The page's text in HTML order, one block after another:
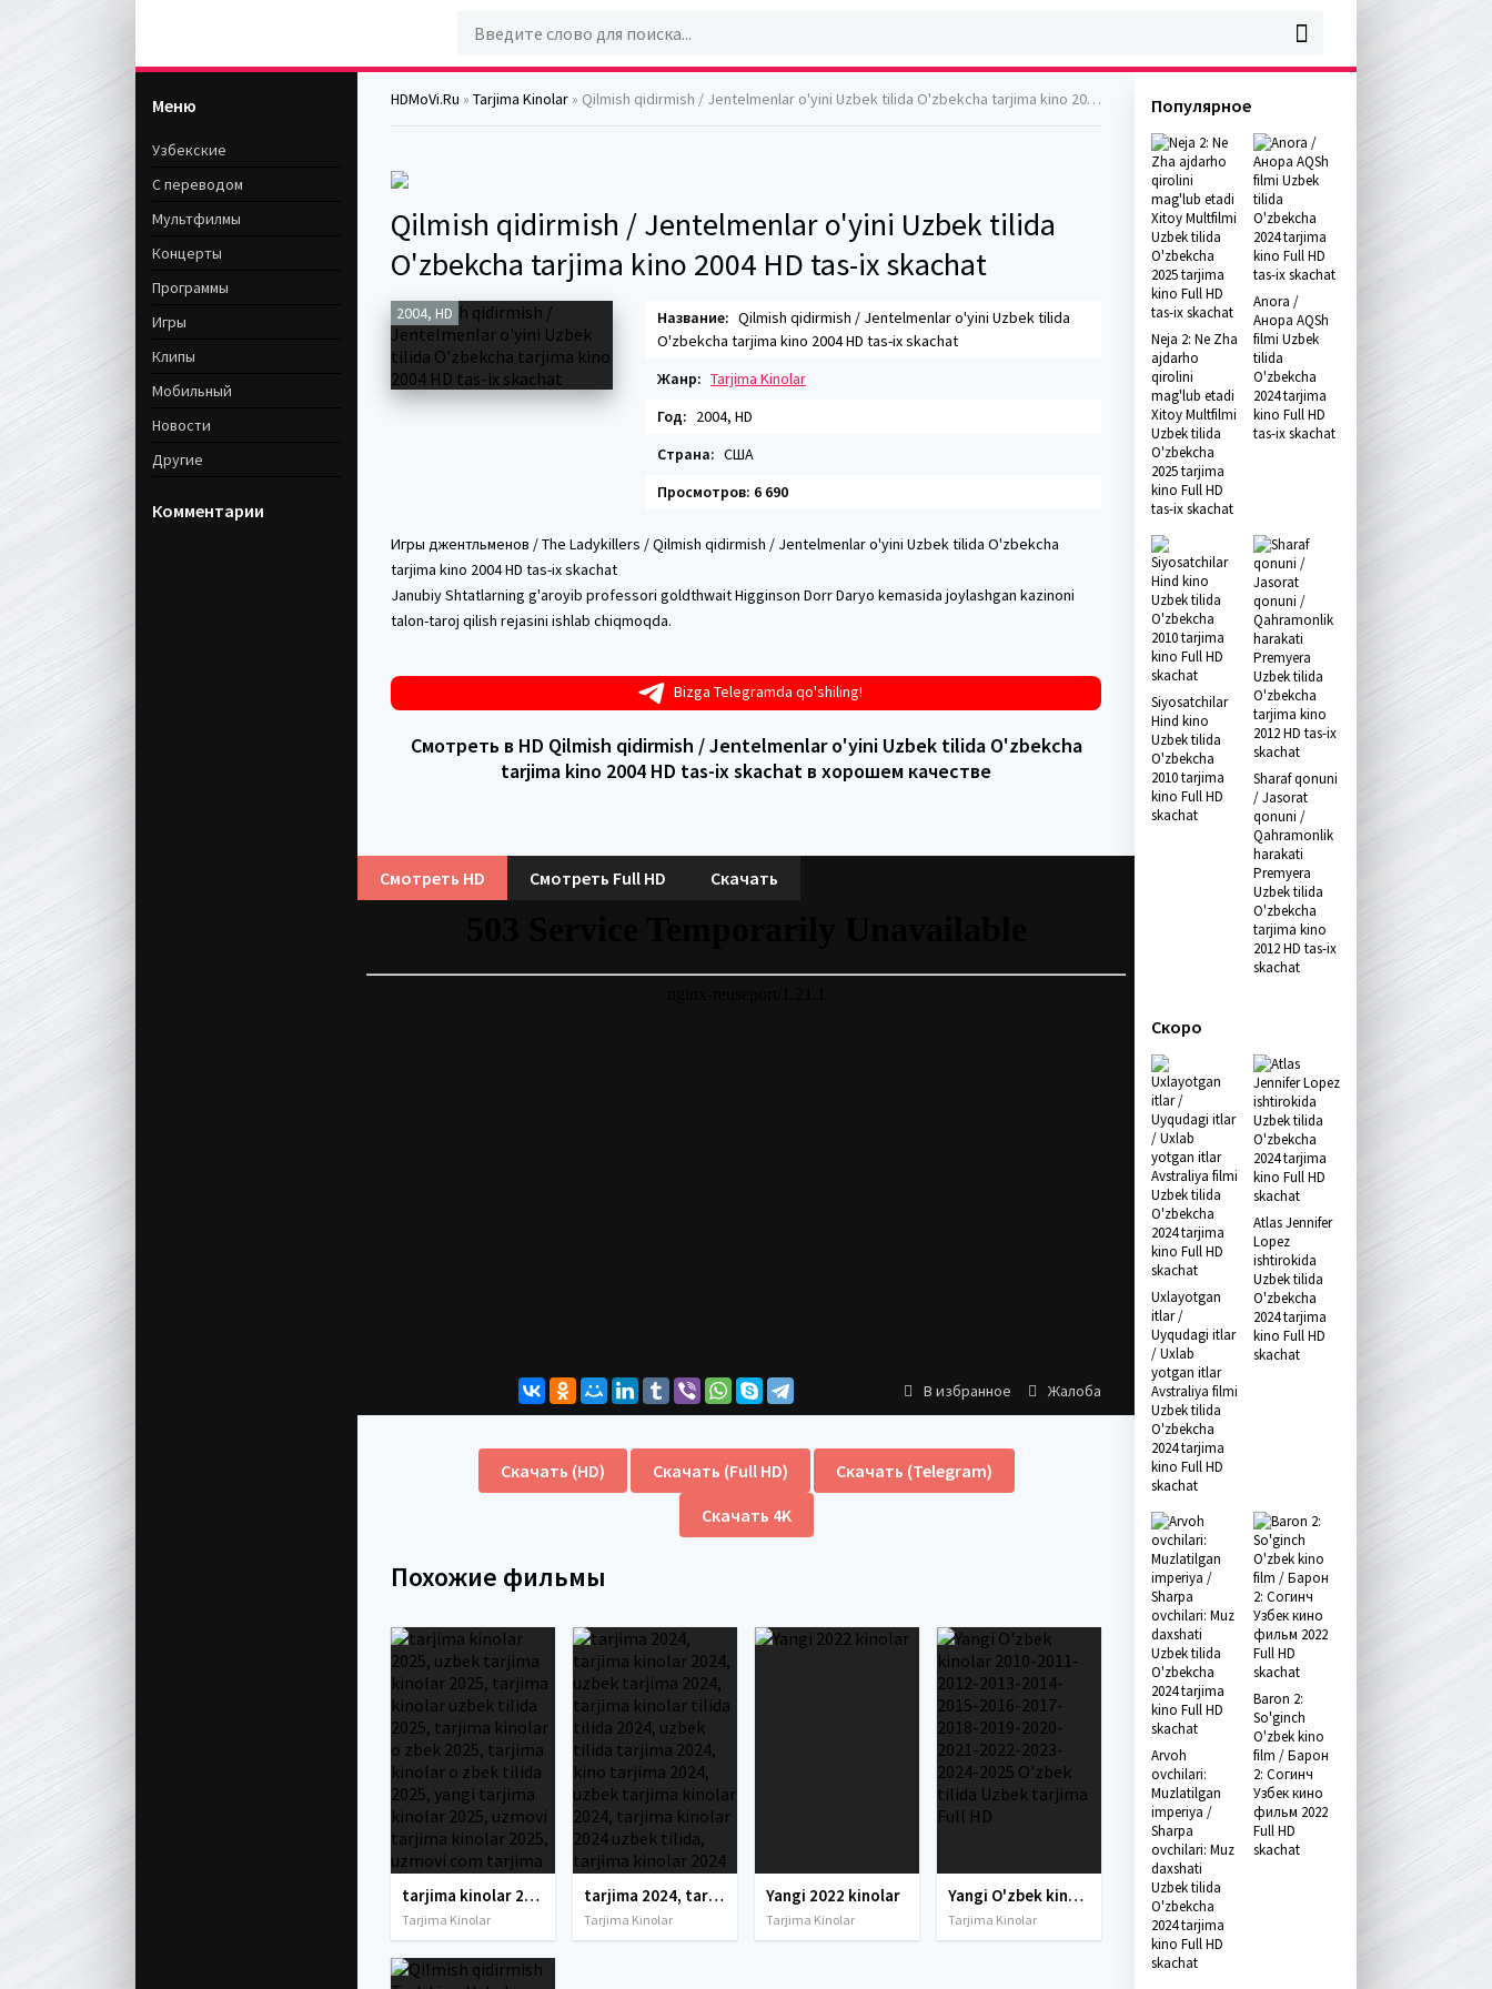
HDMoVi.Ru » Tarjima Kinolar » Qilmish qidirmish / Jentelmenlar o'yini Uzbek tilida O'zbekcha tarjima kino 2004 HD tas-ix skachat
Qilmish qidirmish / Jentelmenlar o'yini Uzbek tilida
O'zbekcha tarjima kino 2004 HD tas-ix skachat
2004, HD Название: Qilmish qidirmish / Jentelmenlar o'yini Uzbek tilida
O'zbekcha tarjima kino 2004 HD tas-ix skachat
Жанр: Tarjima Kinolar
Год: 2004, HD
Страна: США
Просмотров: 6 690
Игры джентльменов / The Ladykillers / Qilmish qidirmish / Jentelmenlar o'yini Uzbek tilida O'zbekcha
tarjima kino 2004 HD tas-ix skachat
Janubiy Shtatlarning g'aroyib professori goldthwait Higginson Dorr Daryo kemasida joylashgan kazinoni
talon-taroj qilish rejasini ishlab chiqmoqda.
Bizga Telegramda qo'shiling!
Смотреть в HD Qilmish qidirmish / Jentelmenlar o'yini Uzbek tilida O'zbekcha
tarjima kino 2004 HD tas-ix skachat в хорошем качестве
Смотреть HD Смотреть Full HD Скачать
В избранное Жалоба
Скачать (HD) Скачать (Full HD)
Скачать (Telegram)
Скачать 4K
Похожие фильмы
tarjima kinolar 2025, uzbek tarjima kinolar 2025, tarjima kinolar uzbek tilida 2025, tarjima kinolar o zbek 2025, tarjima kinolar o zbek tilida 2025, yangi tarjima kinolar 2025, uzmovi tarjima kinolar 2025, uzmovi com tarjima kinolar 2025, uzbekcha t
Tarjima Kinolar
tarjima 2024, tarjima kinolar 2024, uzbek tarjima 2024, tarjima kinolar tilida tilida 2024, uzbek tilida tarjima 2024, kino tarjima 2024, uzbek tarjima kinolar 2024, tarjima kinolar 2024 uzbek tilida, tarjima kinolar 2024 o zbek, tarjima kinolar 2024
Tarjima Kinolar
Yangi 2022 kinolar
Tarjima Kinolar
Yangi O'zbek kinolar 2010-2011-2012-2013-2014-2015-2016-2017-2018-2019-2020-2021-2022-2023-2024-2025 O'zbek tilida Uzbek tarjima Full HD
Tarjima Kinolar
Меню
Узбекские
С переводом
Мультфилмы
Концерты
Программы
Игры
Клипы
Мобильный
Новости
Другие
Комментарии
Популярное
Neja 2: Ne Zha
ajdarho
qirolini
mag'lub etadi
Xitoy Multfilmi
Uzbek tilida
O'zbekcha
2025 tarjima
kino Full HD
tas-ix skachat
Anora /
Анора AQSh
filmi Uzbek
tilida
O'zbekcha
2024 tarjima
kino Full HD
tas-ix skachat
Siyosatchilar
Hind kino
Uzbek tilida
O'zbekcha
2010 tarjima
kino Full HD
skachat
Sharaf qonuni
/ Jasorat
qonuni /
Qahramonlik
harakati
Premyera
Uzbek tilida
O'zbekcha
tarjima kino
2012 HD tas-ix
skachat
Скоро
Uxlayotgan
itlar /
Uyqudagi itlar
/ Uxlab
yotgan itlar
Avstraliya filmi
Uzbek tilida
O'zbekcha
2024 tarjima
kino Full HD
skachat
Atlas Jennifer
Lopez
ishtirokida
Uzbek tilida
O'zbekcha
2024 tarjima
kino Full HD
skachat
Arvoh
ovchilari:
Muzlatilgan
imperiya /
Sharpa
ovchilari: Muz
daxshati
Uzbek tilida
O'zbekcha
2024 tarjima
kino Full HD
skachat
Baron 2:
So'ginch
O'zbek kino
film / Барон
2: Согинч
Узбек кино
фильм 2022
Full HD
skachat